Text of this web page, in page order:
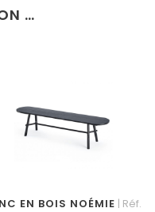
…
EN BOIS NOÉMIE | Réf.